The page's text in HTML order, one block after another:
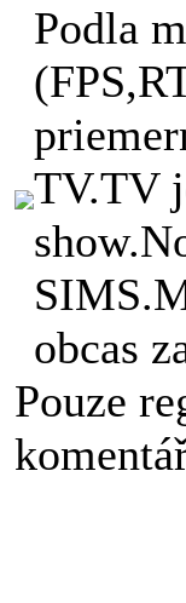
Podla
TV.TV
obcas
Pouze